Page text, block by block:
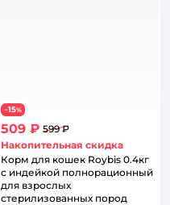
−15%
509 ₽ 599 ₽
Накопительная скидка
Корм для кошек Roybis 0.4кг
с индейкой полнорационный
для взрослых
стерилизованных пород